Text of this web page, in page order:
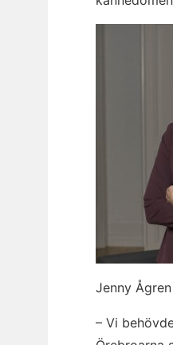
Jenny
– Vi